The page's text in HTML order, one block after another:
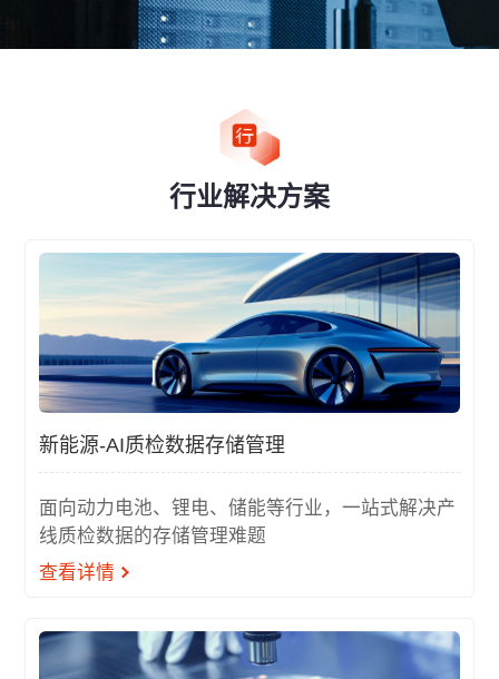
行业解决方案
新能源-AI质检数据存储管理
面向动力电池、锂电、储能等行业，一站式解决产
线质检数据的存储管理难题
查看详情